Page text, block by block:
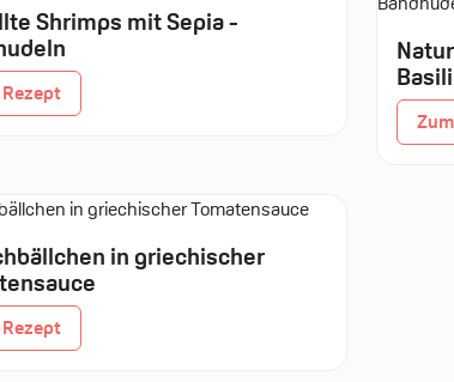
Shrimps mit Sepia -
in griechischer